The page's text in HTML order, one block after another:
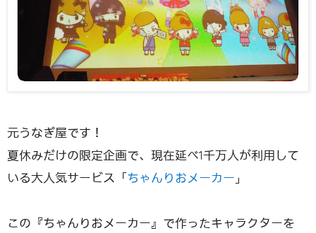
元うなぎ屋です！
夏休みだけの限定企画で、現在延べ1千万人が利用して
いる大人気サービス「ちゃんりおメーカー 」
この『ちゃんりおメーカー』で作ったキャラクターを